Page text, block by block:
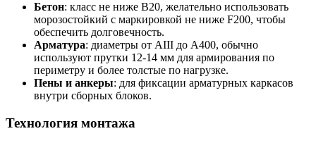
Бетон: класс не ниже В20, желательно использовать
морозостойкий с маркировкой не ниже F200, чтобы
обеспечить долговечность.
Арматура: диаметры от АIII до А400, обычно
используют прутки 12-14 мм для армирования по
периметру и более толстые по нагрузке.
Пены и анкеры: для фиксации арматурных каркасов
внутри сборных блоков.
Технология монтажа